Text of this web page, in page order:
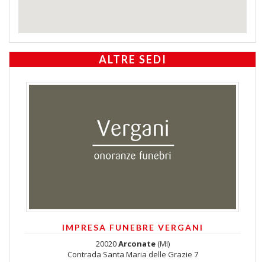
ALTRE SEDI
IMPRESA FUNEBRE VERGANI
20020Arconate(MI)
Contrada Santa Maria delle Grazie 7